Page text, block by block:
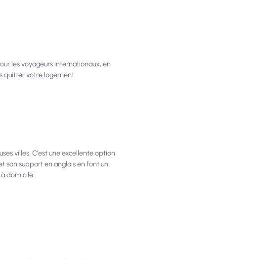
les voyageurs internationaux, en
quitter votre logement.
villes. C'est une excellente option
son support en anglais en font un
domicile.